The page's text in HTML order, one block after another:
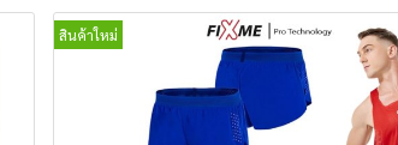
สินค้าใหม่